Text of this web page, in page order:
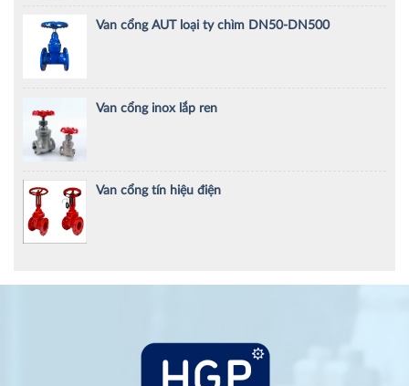
Van cổng AUT loại ty chìm DN50-DN500
Van cổng inox lắp ren
Van cổng tín hiệu điện